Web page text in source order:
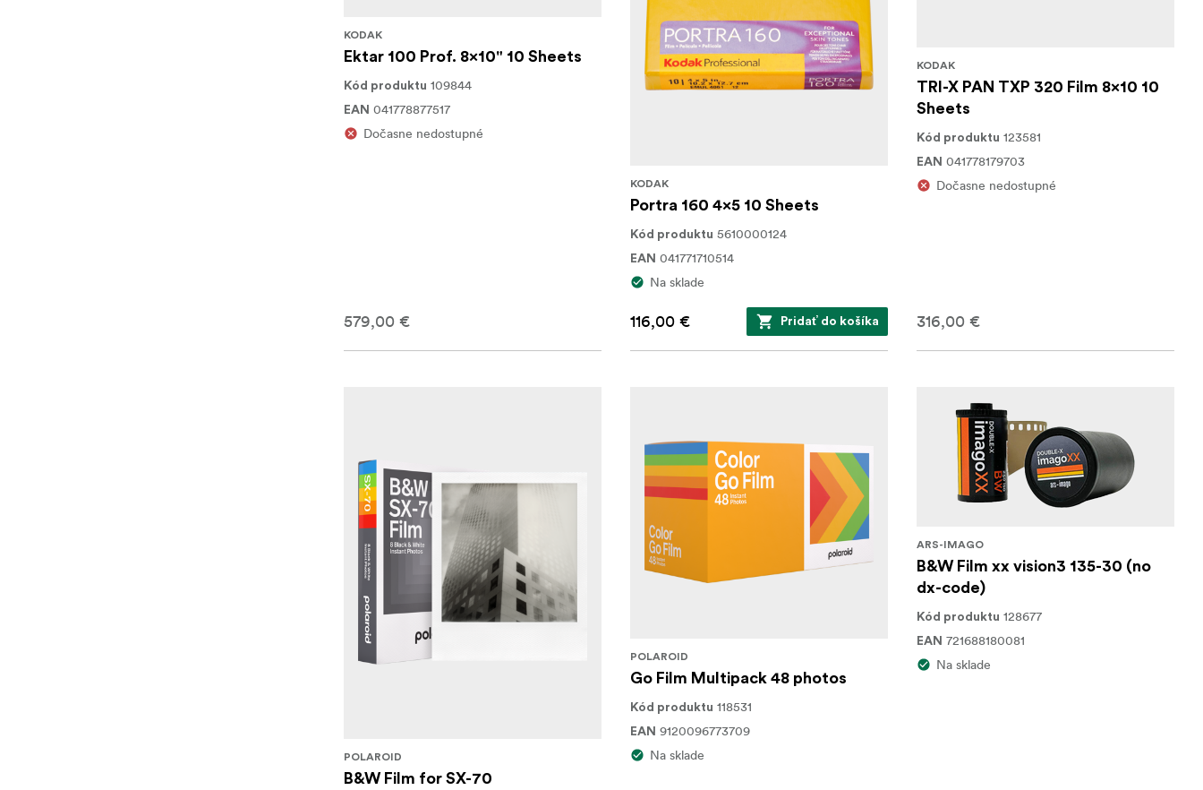
KODAK
Ektar 100 Prof. 8x10" 10 Sheets
Kód produktu 109844
EAN 041778877517
Dočasne nedostupné
579,00 €
KODAK
Portra 160 4x5 10 Sheets
Kód produktu 5610000124
EAN 041771710514
Na sklade
116,00 € Pridať do košíka
KODAK
TRI-X PAN TXP 320 Film 8x10 10
Sheets
Kód produktu 123581
EAN 041778179703
Dočasne nedostupné
316,00 €
POLAROID
B&W Film for SX-70
POLAROID
Go Film Multipack 48 photos
Kód produktu 118531
EAN 9120096773709
Na sklade
ARS-IMAGO
B&W Film xx vision3 135-30 (no
dx-code)
Kód produktu 128677
EAN 721688180081
Na sklade